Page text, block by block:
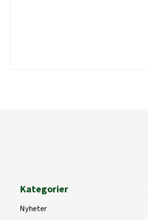
Kategorier
Nyheter